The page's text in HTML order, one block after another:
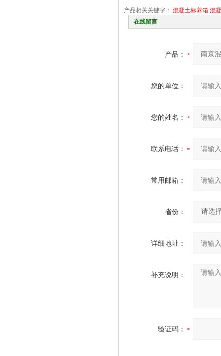
产品相关关键字： 混凝土标养箱 混
在线留言
产品：
您的单位：
您的姓名：
联系电话：
常用邮箱：
省份：
详细地址：
补充说明：
验证码：